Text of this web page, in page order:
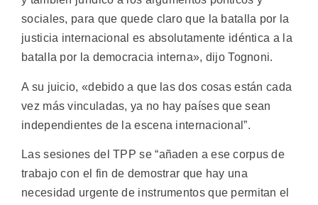
sociales, para que quede claro que la batalla por la
justicia internacional es absolutamente idéntica a la
batalla por la democracia interna», dijo Tognoni.
A su juicio, «debido a que las dos cosas están cada
vez más vinculadas, ya no hay países que sean
independientes de la escena internacional”.
Las sesiones del TPP se “añaden a ese corpus de
trabajo con el fin de demostrar que hay una
necesidad urgente de instrumentos que permitan el